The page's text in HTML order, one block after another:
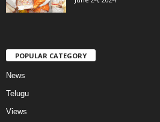
POPULAR CATEGORY
News
Telugu
Views